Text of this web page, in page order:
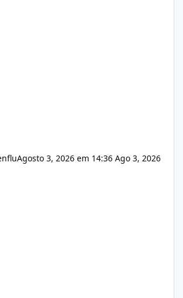
Agosto 3, 2026 em 14:36 Ago 3, 2026